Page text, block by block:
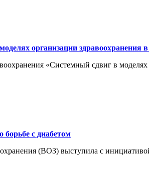
организации здравоохранения
«Системный сдвиг в
с диабетом
(ВОЗ) выступила с